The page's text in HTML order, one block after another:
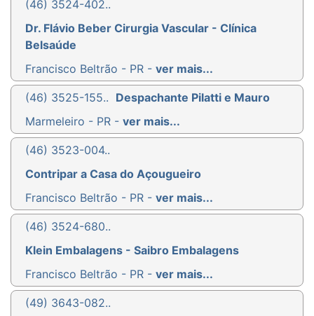
(46) 3524-402..
Dr. Flávio Beber Cirurgia Vascular - Clínica
Belsaúde
Francisco Beltrão - PR - ver mais...
(46) 3525-155.. Despachante Pilatti e Mauro
Marmeleiro - PR - ver mais...
(46) 3523-004..
Contripar a Casa do Açougueiro
Francisco Beltrão - PR - ver mais...
(46) 3524-680..
Klein Embalagens - Saibro Embalagens
Francisco Beltrão - PR - ver mais...
(49) 3643-082..